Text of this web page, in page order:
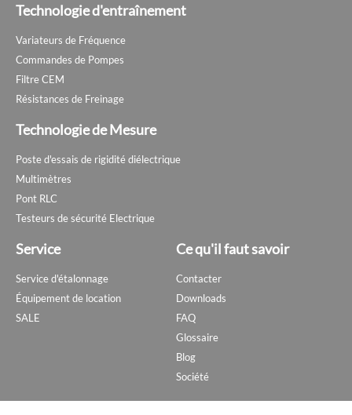
Technologie d'entraînement
Variateurs de Fréquence
Commandes de Pompes
Filtre CEM
Résistances de Freinage
Technologie de Mesure
Poste d'essais de rigidité diélectrique
Multimètres
Pont RLC
Testeurs de sécurité Electrique
Service
Service d'étalonnage
Équipement de location
SALE
Ce qu'il faut savoir
Contacter
Downloads
FAQ
Glossaire
Blog
Société